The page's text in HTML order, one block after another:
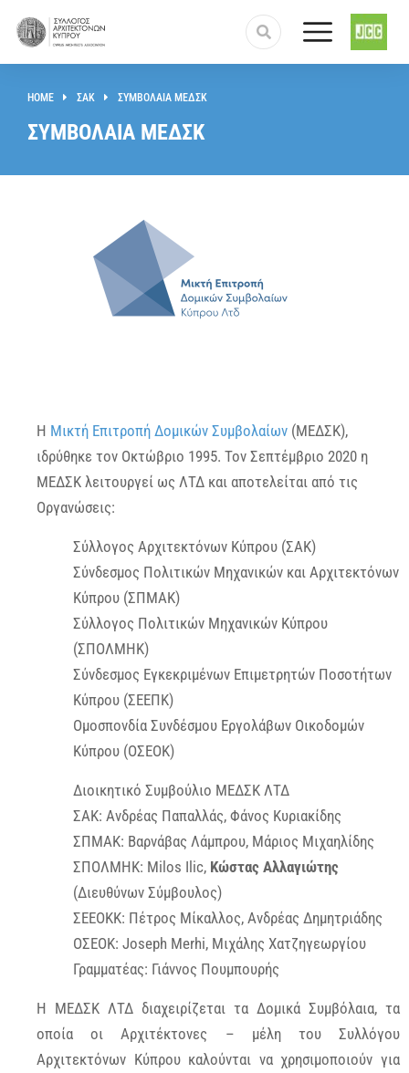
You are here:
HOME ΣΑΚ ΣΥΜΒΟΛΑΙΑ ΜΕΔΣΚ
ΣΥΜΒΟΛΑΙΑ ΜΕΔΣΚ
Η Μικτή Επιτροπή Δομικών Συμβολαίων (ΜΕΔΣΚ),
ιδρύθηκε τον Οκτώβριο 1995. Τον Σεπτέμβριο 2020 η
ΜΕΔΣΚ λειτουργεί ως ΛΤΔ και αποτελείται από τις
Οργανώσεις:
Σύλλογος Αρχιτεκτόνων Κύπρου (ΣΑΚ)
Σύνδεσμος Πολιτικών Μηχανικών και Αρχιτεκτόνων
Κύπρου (ΣΠΜΑΚ)
Σύλλογος Πολιτικών Μηχανικών Κύπρου
(ΣΠΟΛΜΗΚ)
Σύνδεσμος Εγκεκριμένων Επιμετρητών Ποσοτήτων
Κύπρου (ΣΕΕΠΚ)
Ομοσπονδία Συνδέσμου Εργολάβων Οικοδομών
Κύπρου (ΟΣΕΟΚ)
Διοικητικό Συμβούλιο ΜΕΔΣΚ ΛΤΔ
ΣΑΚ: Ανδρέας Παπαλλάς, Φάνος Κυριακίδης
ΣΠΜΑΚ: Βαρνάβας Λάμπρου, Μάριος Μιχαηλίδης
ΣΠΟΛΜΗΚ: Milos Ilic, Κώστας Αλλαγιώτης
(Διευθύνων Σύμβουλος)
ΣΕΕΟΚΚ: Πέτρος Μίκαλλος, Ανδρέας Δημητριάδης
ΟΣΕΟΚ: Joseph Merhi, Μιχάλης Χατζηγεωργίου
Γραμματέας: Γιάννος Πουμπουρής
Η ΜΕΔΣΚ ΛΤΔ διαχειρίζεται τα Δομικά Συμβόλαια, τα
οποία οι Αρχιτέκτονες – μέλη του Συλλόγου
Αρχιτεκτόνων Κύπρου καλούνται να χρησιμοποιούν για